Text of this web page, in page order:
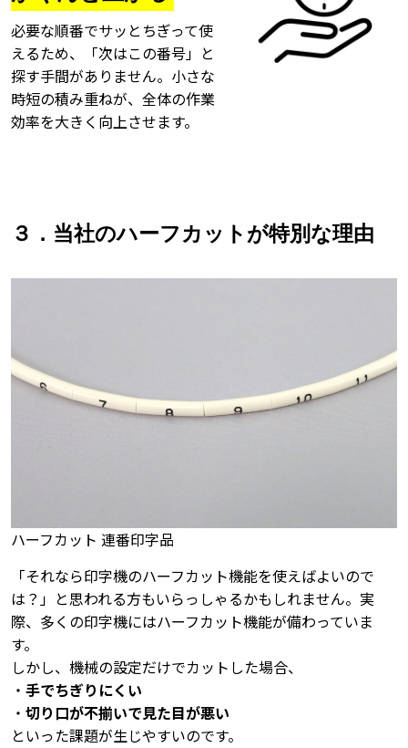
必要な順番でサッとちぎって使
えるため、「次はこの番号」と
探す手間がありません。小さな
時短の積み重ねが、全体の作業
効率を大きく向上させます。
３．当社のハーフカットが特別な理由
ハーフカット 連番印字品
「それなら印字機のハーフカット機能を使えばよいので
は？」と思われる方もいらっしゃるかもしれません。実
際、多くの印字機にはハーフカット機能が備わっていま
す。
しかし、機械の設定だけでカットした場合、
・ 手でちぎりにくい
・ 切り口が不揃いで見た目が悪い
といった課題が生じやすいのです。